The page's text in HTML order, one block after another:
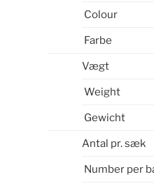
Colour
Farbe
Vægt
Weight
Gewicht
Antal pr. sæk
Number per